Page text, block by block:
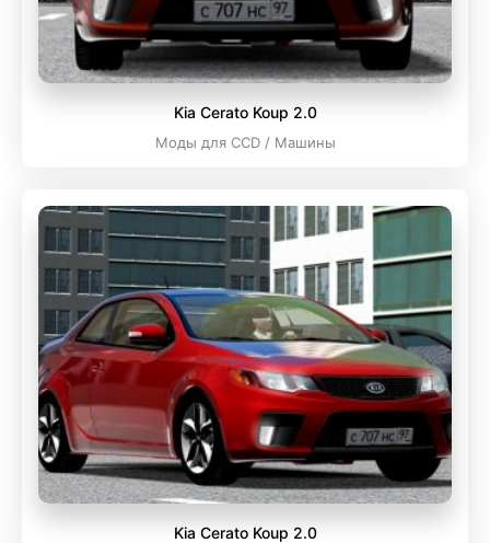
Kia Cerato Koup 2.0
Моды для CCD / Машины
Kia Cerato Koup 2.0